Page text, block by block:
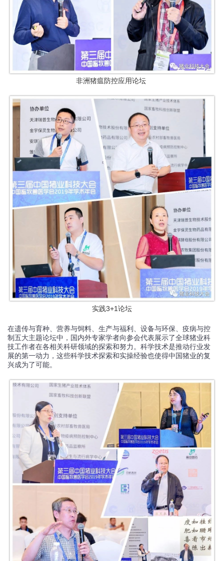
非洲猪瘟防控应用论坛
实践3+1论坛
在遗传与育种、营养与饲料、生产与福利、设备与环保、疫病与控
制五大主题论坛中，国内外专家学者向参会代表展示了全球猪业科
技工作者在各相关科研领域的探索和努力。科学技术是推动行业发
展的第一动力，这些科学技术探索和实操经验也使得中国猪业的复
兴成为了可能。